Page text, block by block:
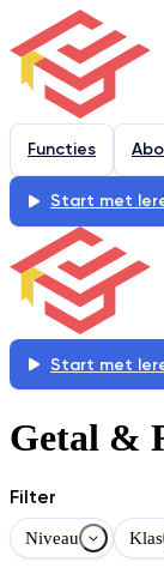
Functies
Start met
Start met
Getal &
Filter
Niveau Klas